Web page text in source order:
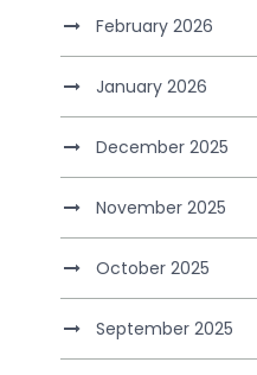
February 2026
January 2026
December 2025
November 2025
October 2025
September 2025